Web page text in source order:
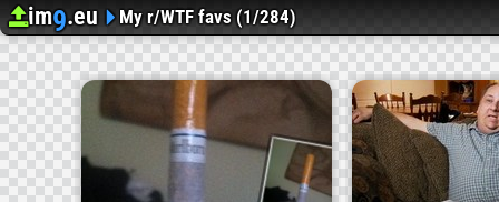
Upload image
im9.eu Bilder Hosting
My r/WTF favs (1/284)